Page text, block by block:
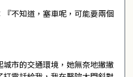
不知道，塞車呢，可能要兩個
市的交通環境，她無奈地撇撇